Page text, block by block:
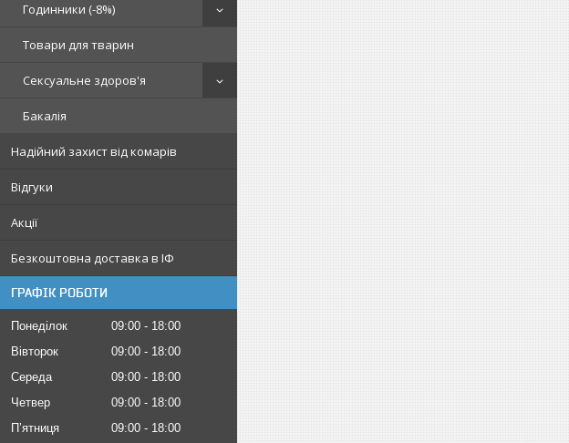
Годинники (-8%)
Товари для тварин
Сексуальне здоров'я
Бакалія
Надійний захист від комарів
Відгуки
Акції
Безкоштовна доставка в ІФ
ГРАФІК РОБОТИ
Понеділок 09:00
18:00
Вівторок
09:00
18:00
Середа
09:00
18:00
Четвер
09:00
18:00
Пʼятниця
09:00
18:00